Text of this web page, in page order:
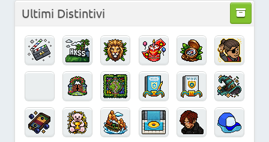
Ultimi Distintivi